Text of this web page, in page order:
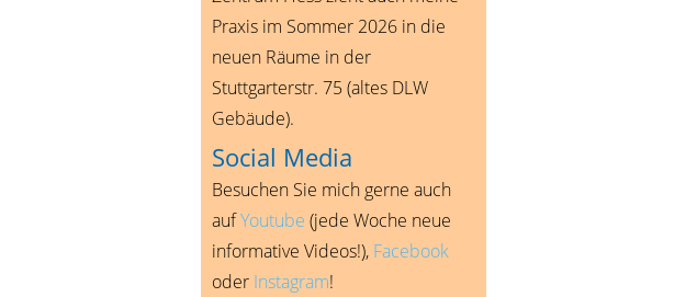
Praxis im Sommer 2026 in die
neuen Räume in der
Stuttgarterstr. 75 (altes DLW
Gebäude).
Social Media
Besuchen Sie mich gerne auch
aufYoutube (jede Woche neue
informative Videos!), Facebook
oder Instagram!